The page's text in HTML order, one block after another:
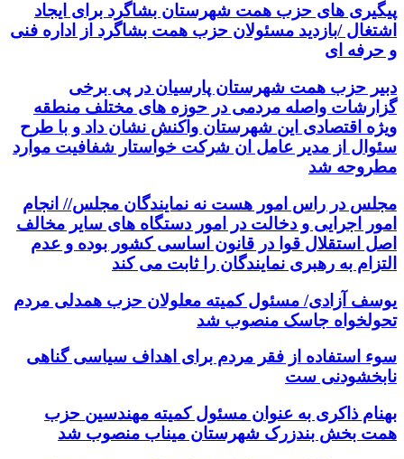
پیگیری های حزب همت شهرستان بشاگرد برای ایجاد
اشتغال /بازدید مسئولان حزب همت بشاگرد از اداره فنی
و حرفه ای
دبیر حزب همت شهرستان پارسیان در پی برخی
گزارشات واصله مردمی در حوزه های مختلف منطقه
ویژه اقتصادی این شهرستان واکنش نشان داد و با طرح
سئوال از مدیر عامل ان شرکت خواستار شفافیت موارد
مطروحه شد
مجلس در راس امور هست نه نمایندگان مجلس// انجام
امور اجرایی و دخالت در امور دستگاه های سایر مخالف
اصل استقلال قوا در قانون اساسی کشور بوده و عدم
التزام به رهبری نمایندگان را ثابت می کند
یوسف آزادی/ مسئول کمیته معلولان حزب همدلی مردم
تحولخواه جاسک منصوب شد
سوء استفاده از فقر مردم برای اهداف سیاسی گناهی
نابخشودنی ست
بهنام ذاکری به عنوان مسئول کمیته مهندسین حزب
همت بخش بندزرک شهرستان میناب منصوب شد